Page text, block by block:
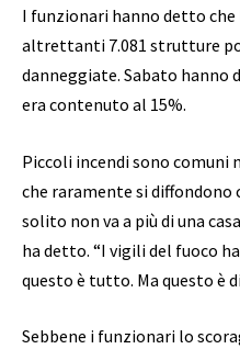
I funzionari hanno detto
altrettanti 7.081 strutture
danneggiate. Sabato hanno
era contenuto al 15%.
Piccoli incendi sono comuni
che raramente si
solito non va a più di una
ha detto. “I vigili del fuoco
questo è tutto. Ma questo è
Sebbene i funzionari lo